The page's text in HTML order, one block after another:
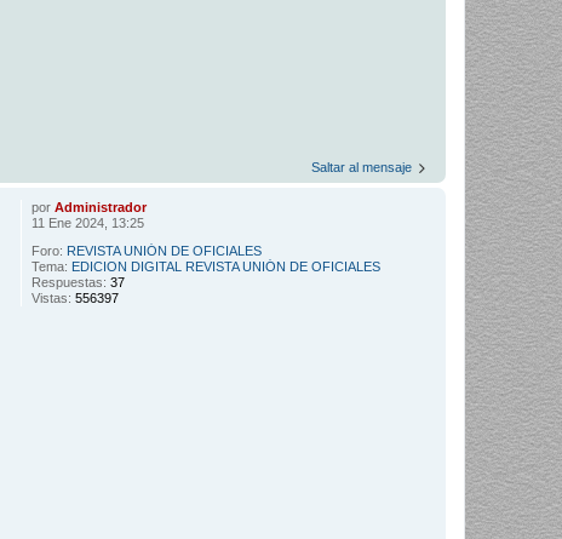
Saltar al mensaje
porAdministrador
11 Ene 2024, 13:25
Foro: REVISTA UNIÓN DE OFICIALES
Tema: EDICION DIGITAL REVISTA UNIÓN DE OFICIALES
Respuestas:37
Vistas:556397